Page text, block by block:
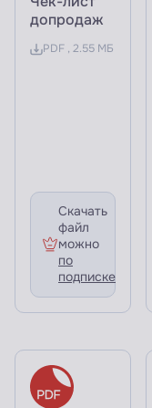
допродаж
PDF , 2.55 МБ
Скачать
файл
можно
по
подписке